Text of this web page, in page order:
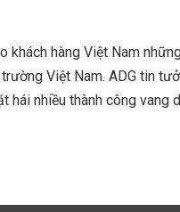
khách hàng Việt Nam
Việt Nam. ADG tin
hái nhiều thành công vang